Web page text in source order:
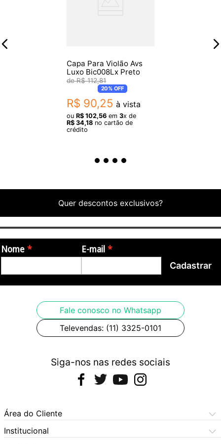
Capa Para Violão Avs
Luxo Bic008Lx Preto
R$ 112,81
20%OFF
R$ 90,25 à vista
ou R$ 102,56 em 3x de
R$ 34,18 no cartão de
crédito
Quer descontos exclusivos?
Nome E-mail
Cadastrar
Fale conosco no Whatsapp
Televendas: (11) 3325-0101
Siga-nos nas redes sociais
Área do Cliente
Meus Pedidos
Meus Dados
Institucional